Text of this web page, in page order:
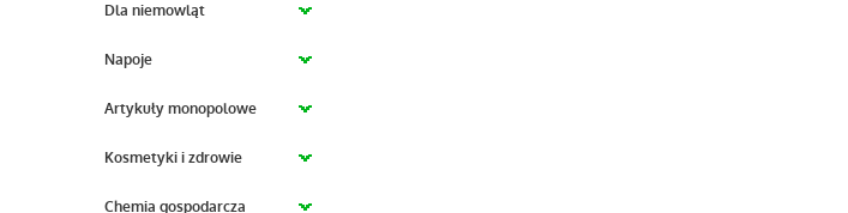
Dla niemowląt
Napoje
Artykuły monopolowe
Kosmetyki i zdrowie
Chemia gospodarcza